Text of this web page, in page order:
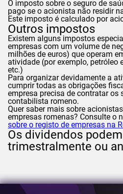
O imposto sobre o seguro de
pago se o acionista não residir
Este imposto é calculado por
Outros impostos
Existem alguns impostos
empresas com um volume de
milhões de euros) que operam
atividade (por exemplo, petróleo
etc.)
Para organizar devidamente a
cumprir todas as obrigações
empresa precisa de contratar os
contabilista romeno.
Quer saber mais sobre
empresas romenas? Consulte o
sobre o registo de empresas na
Os dividendos
trimestralmente ou